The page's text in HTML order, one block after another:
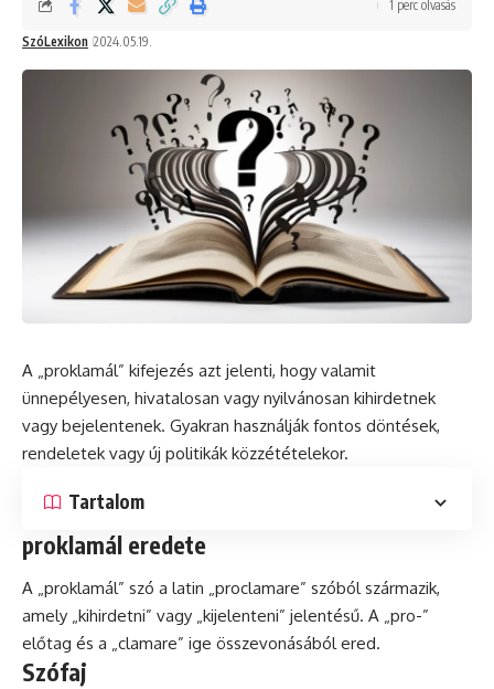
SzóLexikon 2024.05.19.
1 perc olvasás
A „proklamál” kifejezés azt jelenti, hogy valamit
ünnepélyesen, hivatalosan vagy nyilvánosan kihirdetnek
vagy bejelentenek. Gyakran használják fontos döntések,
rendeletek vagy új politikák közzétételekor.
Tartalom
proklamál eredete
A „proklamál” szó a latin „proclamare” szóból származik,
amely „kihirdetni” vagy „kijelenteni” jelentésű. A „pro-”
előtag és a „clamare” ige összevonásából ered.
Szófaj